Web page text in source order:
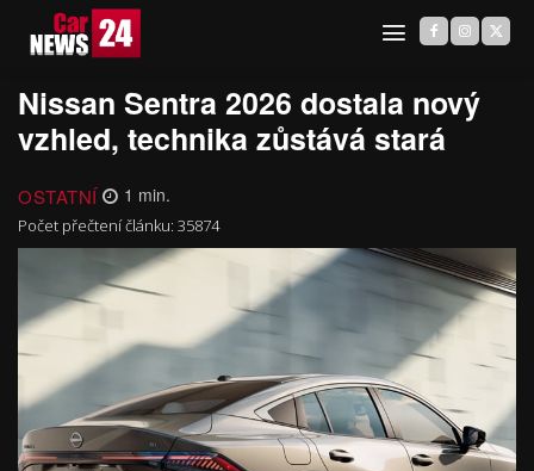
Nissan Sentra 2026 dostala nový
vzhled, technika zůstává stará
OSTATNÍ 1 min.
Počet přečtení článku: 35874